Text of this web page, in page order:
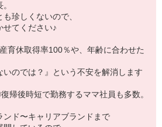
珍しくないので、
せてください♪
育休取得率100％や、年齢に合わせた
いのでは？』という不安を解消します
帰後時短で勤務するママ社員も多数。
ンド〜キャリアブランドまで